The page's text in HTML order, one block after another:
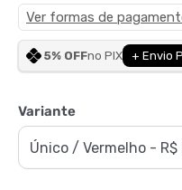
Ver formas de
5% OFFno PIX + Envio
Variante